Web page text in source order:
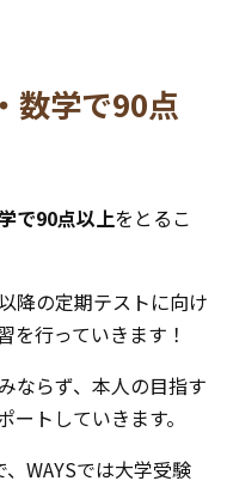
数学で90点
で90点以上をとるこ
降の定期テストに向け
を行っていきます！
ならず、本人の目指す
トしていきます。
WAYSでは大学受験